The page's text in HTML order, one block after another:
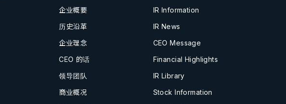
企业概要
历史沿革
企业理念
CEO 的话
领导团队
商业概况
IR Information
IR News
CEO Message
Financial Highlights
IR Library
Stock Information